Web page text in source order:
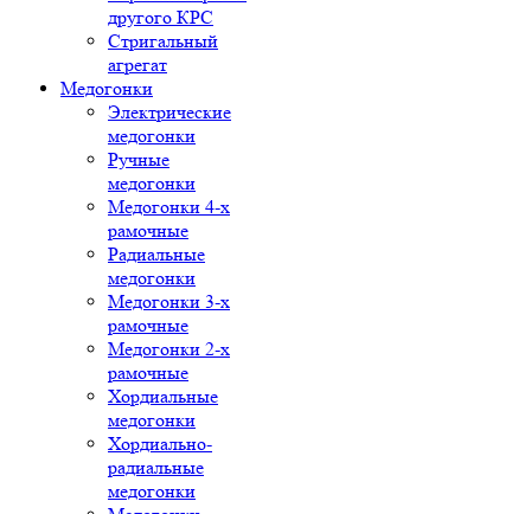
другого КРС
Стригальный
агрегат
Медогонки
Электрические
медогонки
Ручные
медогонки
Медогонки 4-х
рамочные
Радиальные
медогонки
Медогонки 3-х
рамочные
Медогонки 2-х
рамочные
Хордиальные
медогонки
Хордиально-
радиальные
медогонки